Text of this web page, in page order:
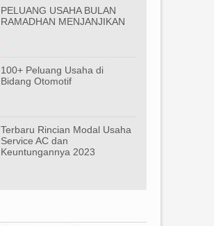
PELUANG USAHA BULAN
RAMADHAN MENJANJIKAN
100+ Peluang Usaha di
Bidang Otomotif
Terbaru Rincian Modal Usaha
Service AC dan
Keuntungannya 2023